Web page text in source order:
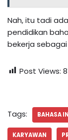
Nah, itu tadi
pendidikan
bekerja
Post Views:
Tags: BAHASA
KARYAWAN